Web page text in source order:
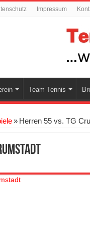
Impressum
Team Tennis
» Herren 55 vs. TG